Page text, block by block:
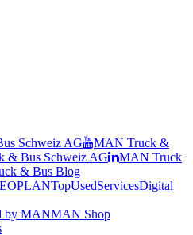
Schweiz AG
MAN Truck &
& Bus Schweiz AG
MAN Truck
& Bus Blog
TopUsedServicesDigital
by MANMAN Shop